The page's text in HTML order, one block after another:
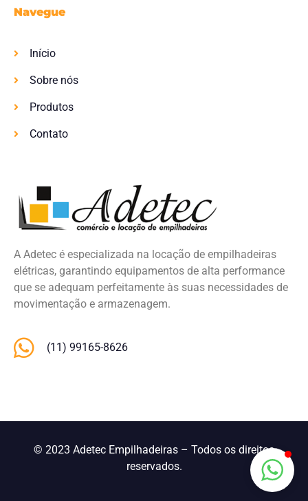
A Adetec é especializada na locação de empilhadeiras
elétricas, garantindo equipamentos de alta performance
que se adequam perfeitamente às suas necessidades de
movimentação e armazenagem.
(11) 99165-8626
Navegue
Início
Sobre nós
Produtos
Contato
© 2023 Adetec Empilhadeiras – Todos os direitos
reservados.